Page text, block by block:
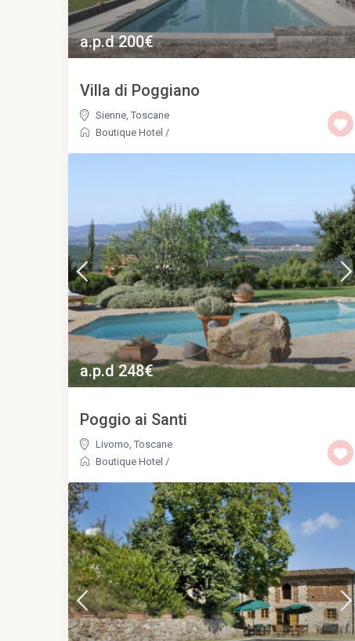
a.p.d 200€
Villa di Poggiano
Sienne, Toscane
Boutique Hotel /
a.p.d 248€
Poggio ai Santi
Livorno, Toscane
Boutique Hotel /